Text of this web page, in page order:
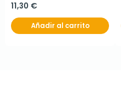
11,30 €
Añadir al carrito